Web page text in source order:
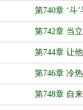
第740章 ‘斗’
第742章 当
第744章 让
第746章 冷热
第748章 自